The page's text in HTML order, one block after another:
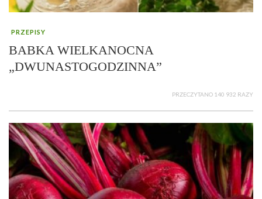
PRZEPISY
BABKA WIELKANOCNA
„DWUNASTOGODZINNA”
PRZECZYTANO 140 932 RAZY